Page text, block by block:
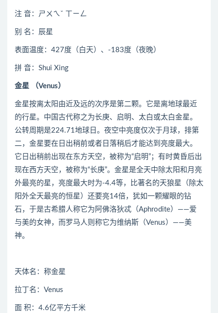
注 音：ㄕㄨㄟˇ ㄒㄧㄥ
别 名：辰星
表面温度：427度（白天）、-183度（夜晚）
拼 音：Shui Xing
金星 （Venus）
金星按离太阳由近及远的次序是第二颗。它是离地球最近
的行星。中国古代称之为长庚、启明、太白或太白金星。
公转周期是224.71地球日。夜空中亮度仅次于月球，排第
二，金星要在日出稍前或者日落稍后才能达到亮度最大。
它日出稍前出现在东方天空，被称为“启明”；有时黄昏后出
现在西方天空，被称为“长庚”。金星是全天中除太阳和月亮
外最亮的星，亮度最大时为-4.4等，比著名的天狼星（除太
阳外全天最亮的恒星）还要亮14倍，犹如一颗耀眼的钻
石，于是古希腊人称它为阿佛洛狄忒（Aphrodite）——爱
与美的女神，而罗马人则称它为维纳斯（Venus）——美
神。
天体名：称金星
拉丁名：Venus
面 积：4.6亿平方千米